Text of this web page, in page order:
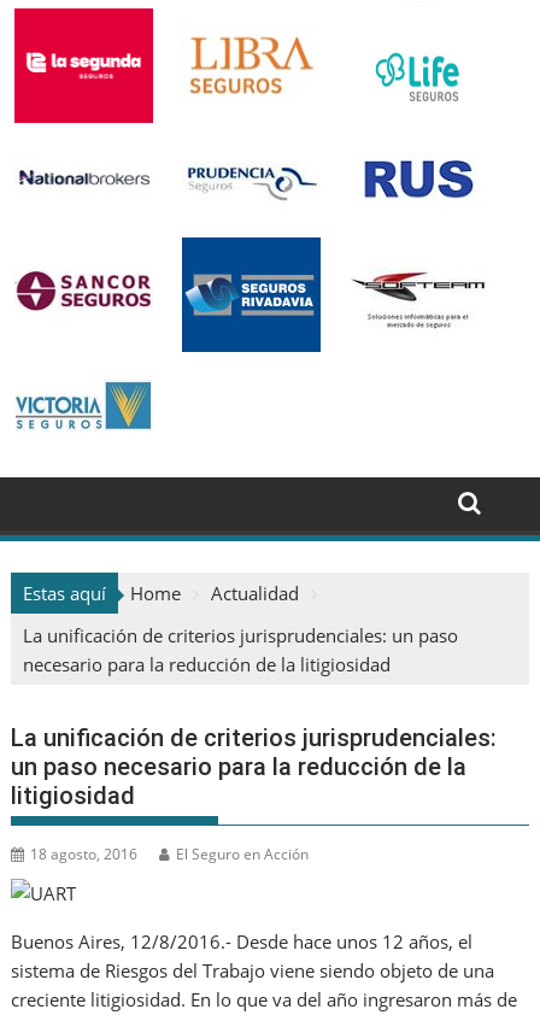
Estas aquí Home
Actualidad
La unificación de criterios jurisprudenciales: un paso
necesario para la reducción de la litigiosidad
La unificación de criterios jurisprudenciales:
un paso necesario para la reducción de la
litigiosidad
18 agosto, 2016 El Seguro en Acción
Buenos Aires, 12/8/2016.- Desde hace unos 12 años, el
sistema de Riesgos del Trabajo viene siendo objeto de una
creciente litigiosidad. En lo que va del año ingresaron más de